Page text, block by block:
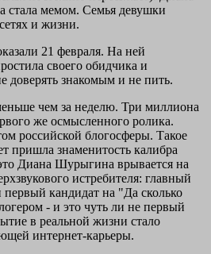
стала мемом. Семья девушки
и жизни.
21 февраля. На ней
своего обидчика и
доверять знакомым и не пить.
чем за неделю. Три миллиона
же осмысленного ролика.
российской блогосферы. Такое
пришла знаменитость калибра
Диана Шурыгина врывается на
истребителя: главный
кандидат на "Да сколько
- и это чуть ли не первый
в реальной жизни стало
интернет-карьеры.